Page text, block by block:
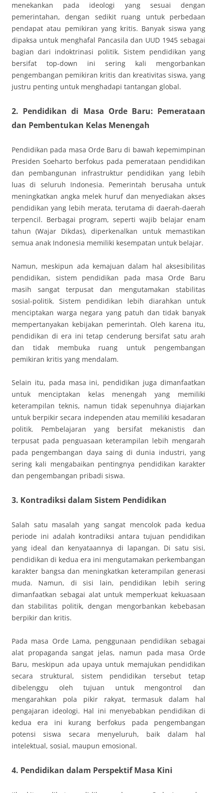
menekankan pada ideologi yang sesuai dengan
pemerintahan, dengan sedikit ruang untuk perbedaan
pendapat atau pemikiran yang kritis. Banyak siswa yang
dipaksa untuk menghafal Pancasila dan UUD 1945 sebagai
bagian dari indoktrinasi politik. Sistem pendidikan yang
bersifat top-down ini sering kali mengorbankan
pengembangan pemikiran kritis dan kreativitas siswa, yang
justru penting untuk menghadapi tantangan global.
2. Pendidikan di Masa Orde Baru: Pemerataan
dan Pembentukan Kelas Menengah
Pendidikan pada masa Orde Baru di bawah kepemimpinan
Presiden Soeharto berfokus pada pemerataan pendidikan
dan pembangunan infrastruktur pendidikan yang lebih
luas di seluruh Indonesia. Pemerintah berusaha untuk
meningkatkan angka melek huruf dan menyediakan akses
pendidikan yang lebih merata, terutama di daerah-daerah
terpencil. Berbagai program, seperti wajib belajar enam
tahun (Wajar Dikdas), diperkenalkan untuk memastikan
semua anak Indonesia memiliki kesempatan untuk belajar.
Namun, meskipun ada kemajuan dalam hal aksesibilitas
pendidikan, sistem pendidikan pada masa Orde Baru
masih sangat terpusat dan mengutamakan stabilitas
sosial-politik. Sistem pendidikan lebih diarahkan untuk
menciptakan warga negara yang patuh dan tidak banyak
mempertanyakan kebijakan pemerintah. Oleh karena itu,
pendidikan di era ini tetap cenderung bersifat satu arah
dan tidak membuka ruang untuk pengembangan
pemikiran kritis yang mendalam.
Selain itu, pada masa ini, pendidikan juga dimanfaatkan
untuk menciptakan kelas menengah yang memiliki
keterampilan teknis, namun tidak sepenuhnya diajarkan
untuk berpikir secara independen atau memiliki kesadaran
politik. Pembelajaran yang bersifat mekanistis dan
terpusat pada penguasaan keterampilan lebih mengarah
pada pengembangan daya saing di dunia industri, yang
sering kali mengabaikan pentingnya pendidikan karakter
dan pengembangan pribadi siswa.
3. Kontradiksi dalam Sistem Pendidikan
Salah satu masalah yang sangat mencolok pada kedua
periode ini adalah kontradiksi antara tujuan pendidikan
yang ideal dan kenyataannya di lapangan. Di satu sisi,
pendidikan di kedua era ini mengutamakan perkembangan
karakter bangsa dan meningkatkan keterampilan generasi
muda. Namun, di sisi lain, pendidikan lebih sering
dimanfaatkan sebagai alat untuk memperkuat kekuasaan
dan stabilitas politik, dengan mengorbankan kebebasan
berpikir dan kritis.
Pada masa Orde Lama, penggunaan pendidikan sebagai
alat propaganda sangat jelas, namun pada masa Orde
Baru, meskipun ada upaya untuk memajukan pendidikan
secara struktural, sistem pendidikan tersebut tetap
dibelenggu oleh tujuan untuk mengontrol dan
mengarahkan pola pikir rakyat, termasuk dalam hal
pengajaran ideologi. Hal ini menyebabkan pendidikan di
kedua era ini kurang berfokus pada pengembangan
potensi siswa secara menyeluruh, baik dalam hal
intelektual, sosial, maupun emosional.
4. Pendidikan dalam Perspektif Masa Kini